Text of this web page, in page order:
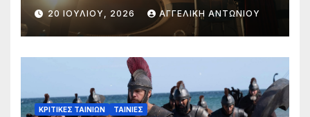
μεγαλύτερη μάχη στην ιστορία
της Marvel
20 ΙΟΥΛΊΟΥ, 2026 ΑΓΓΕΛΙΚΉ ΑΝΤΩΝΊΟΥ
ΚΡΙΤΙΚΕΣ ΤΑΙΝΙΩΝ ΤΑΙΝΙΕΣ